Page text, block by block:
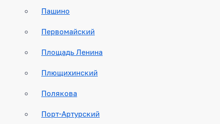
Пашино
Первомайский
Площадь Ленина
Плющихинский
Полякова
Порт-Артурский